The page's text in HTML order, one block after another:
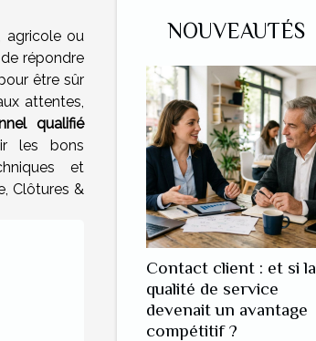
agricole ou
répondre
être sûr
attentes,
qualifié
les bons
et
Clôtures &
NOUVEAUTÉS
Contact client : et si la
qualité de service
devenait un avantage
compétitif ?